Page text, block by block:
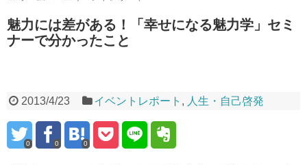
魅力には差がある！「幸せになる魅力学」セミ
ナーで分かったこと
2013/4/23 イベントレポート , 人生・自己啓発
0 0 0